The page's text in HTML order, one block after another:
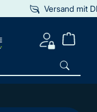
Versand mit